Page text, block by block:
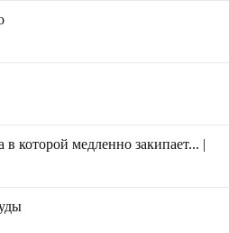
которой медленно закипает... |